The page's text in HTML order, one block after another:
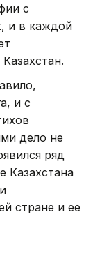
с
и в каждой
и с
дело не
ряд
Казахстана
стране и ее